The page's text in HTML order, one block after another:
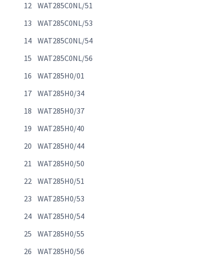
12 WAT285C0NL/51
13
WAT285C0NL/53
14 WAT285C0NL/54
15
WAT285C0NL/56
16
WAT285H0/01
17 WAT285H0/34
18
WAT285H0/37
19
WAT285H0/40
20
WAT285H0/44
21
WAT285H0/50
22 WAT285H0/51
23
WAT285H0/53
24 WAT285H0/54
25
WAT285H0/55
26
WAT285H0/56